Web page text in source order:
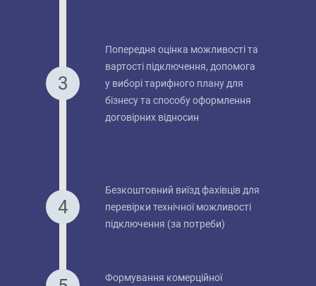
Попередня оцінка можливості та
вартості підключення, допомога
у виборі тарифного плану для
бізнесу та способу оформлення
договірних відносин
Безкоштовний виїзд фахівців для
перевірки технічної можливості
підключення (за потреби)
Формування комерційної